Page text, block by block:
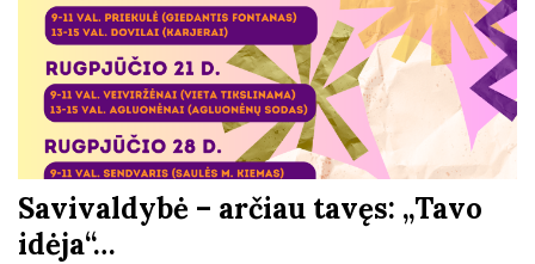
Savivaldybė – arčiau tavęs: „Tavo
idėja“…